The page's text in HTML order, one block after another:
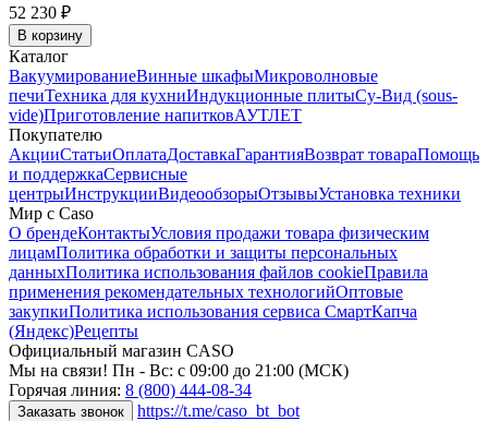
52 230 ₽
В корзину
Каталог
ВакуумированиеВинные шкафыМикроволновые
печиТехника для кухниИндукционные плитыСу-Вид (sous-
vide)Приготовление напитковАУТЛЕТ
Покупателю
АкцииСтатьиОплатаДоставкаГарантияВозврат товараПомощь
и поддержкаСервисные
центрыИнструкцииВидеообзорыОтзывыУстановка техники
Мир с Caso
О брендеКонтактыУсловия продажи товара физическим
лицамПолитика обработки и защиты персональных
данныхПолитика использования файлов cookieПравила
применения рекомендательных технологийОптовые
закупкиПолитика использования сервиса СмартКапча
(Яндекс)Рецепты
Официальный магазин CASO
Мы на связи! Пн - Вс: с 09:00 до 21:00 (МСК)
Горячая линия: 8 (800) 444-08-34
Заказать звонок https://t.me/caso_bt_bot